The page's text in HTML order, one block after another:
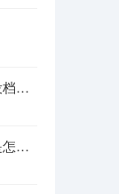
高校提档时：按照平行志愿投档的批次，调档比例原则上控制在105%以内。请问这句话是什么意思呢？
《完美世界》十凶实力排名是怎样的?（《完美世界》八大功法排名是怎样的？）